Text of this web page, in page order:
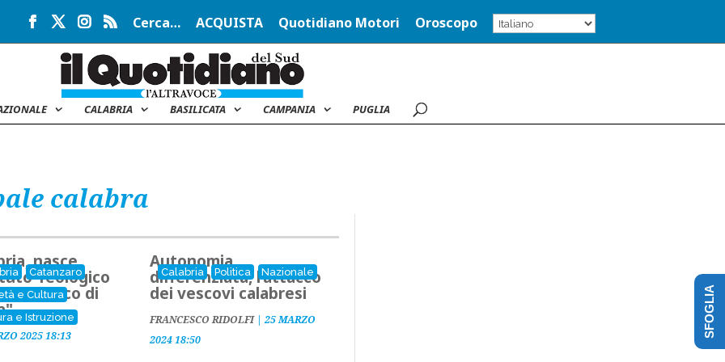
Cerca… ACQUISTA Quotidiano Motori Oroscopo
CALABRIA BASILICATA CAMPANIA PUGLIA
calabra
Catanzaro
e Cultura
e Istruzione
nasce
Teologico
Francesco di
2025 18:13
Calabria Politica Nazionale
Autonomia
differenziata, l’attacco
dei vescovi calabresi
FRANCESCO RIDOLFI|25 MARZO
2024 18:50
SFOGLIA